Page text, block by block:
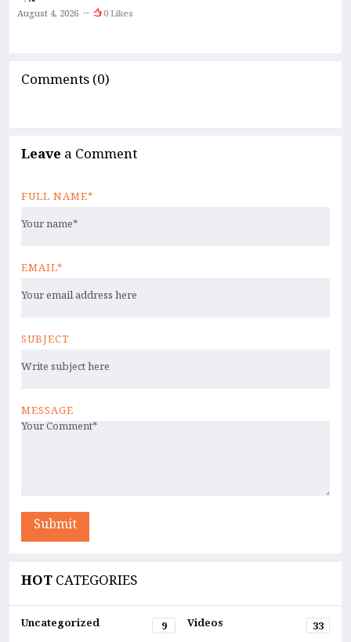
ಪಟ್ಟಿ!
August 4, 2026 0 Likes
Comments (0)
Leave a Comment
FULL NAME*
EMAIL*
SUBJECT
MESSAGE
Submit
HOTCATEGORIES
Uncategorized 9 Videos
33